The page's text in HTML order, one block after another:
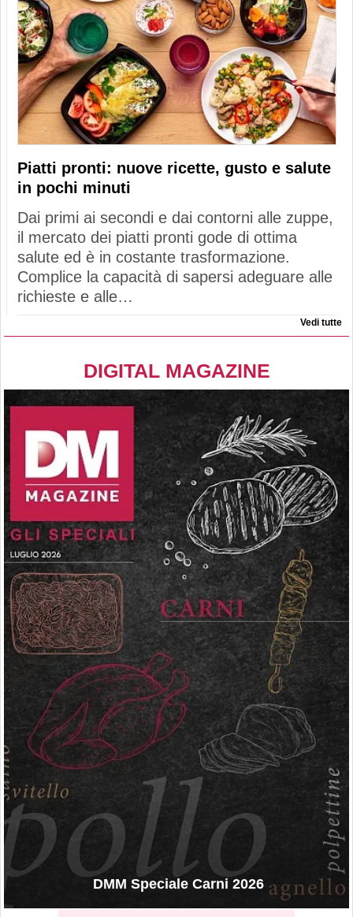
Piatti pronti: nuove ricette, gusto e salute
in pochi minuti
Dai primi ai secondi e dai contorni alle zuppe,
il mercato dei piatti pronti gode di ottima
salute ed è in costante trasformazione.
Complice la capacità di sapersi adeguare alle
richieste e alle…
Vedi tutte
DIGITAL MAGAZINE
DMM Speciale Carni 2026